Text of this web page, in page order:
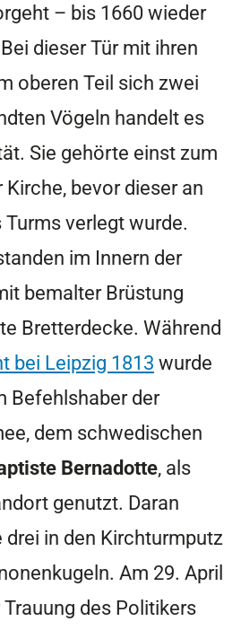
– bis 1660 wieder
dieser Tür mit ihren
oberen Teil sich zwei
Vögeln handelt es
Sie gehörte einst zum
bevor dieser an
verlegt wurde.
im Innern der
bemalter Brüstung
Bretterdecke. Während
bei Leipzig 1813 wurde
Befehlshaber der
dem schwedischen
Bernadotte, als
genutzt. Daran
drei in den Kirchturmputz
Am 29. April
des Politikers